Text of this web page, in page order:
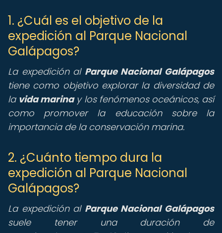
1. ¿Cuál es el objetivo de la
expedición al Parque Nacional
Galápagos?
La expedición al Parque Nacional Galápagos
tiene como objetivo explorar la diversidad de
la vida marinay los fenómenos oceánicos, así
como promover la educación sobre la
importancia de la conservación marina.
2. ¿Cuánto tiempo dura la
expedición al Parque Nacional
Galápagos?
La expedición al Parque Nacional Galápagos
suele tener una duración de